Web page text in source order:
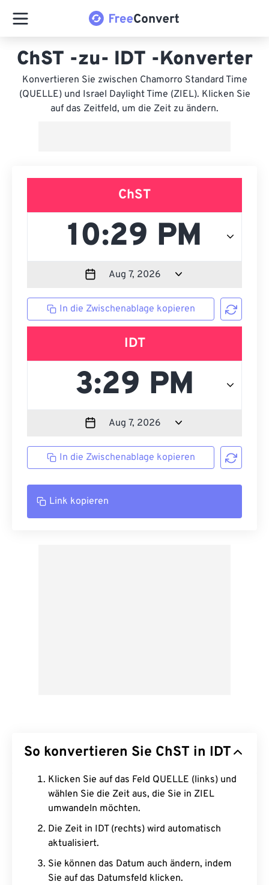
ChST -zu- IDT -Konverter
Konvertieren Sie zwischen Chamorro Standard Time
(QUELLE) und Israel Daylight Time (ZIEL). Klicken Sie
auf das Zeitfeld, um die Zeit zu ändern.
ChST
In die Zwischenablage kopieren
IDT
In die Zwischenablage kopieren
Link kopieren
So konvertieren Sie ChST in IDT
Klicken Sie auf das Feld QUELLE (links) und
wählen Sie die Zeit aus, die Sie in ZIEL
umwandeln möchten.
Die Zeit in IDT (rechts) wird automatisch
aktualisiert.
Sie können das Datum auch ändern, indem
Sie auf das Datumsfeld klicken.